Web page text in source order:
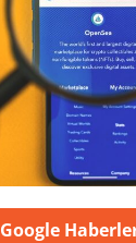
Google